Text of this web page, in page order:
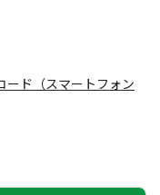
ード（スマートフォン